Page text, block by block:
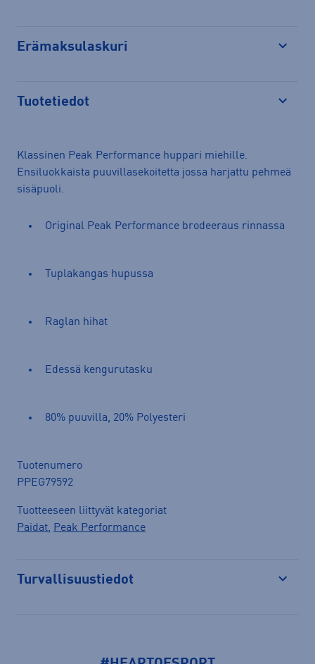
Erämaksulaskuri
Tuotetiedot
Klassinen Peak Performance huppari miehille.
Ensiluokkaista puuvillasekoitetta jossa harjattu pehmeä
sisäpuoli.
Original Peak Performance brodeeraus rinnassa
Tuplakangas hupussa
Raglan hihat
Edessä kengurutasku
80% puuvilla, 20% Polyesteri
Tuotenumero
PPEG79592
Tuotteeseen liittyvät kategoriat
Paidat, Peak Performance
Turvallisuustiedot